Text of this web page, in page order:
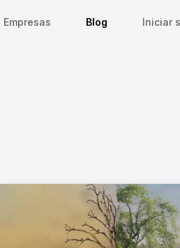
Empresas Blog Iniciar